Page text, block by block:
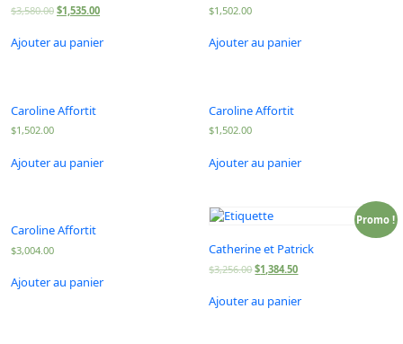
$3,580.00 $1,535.00
Ajouter au panier
$1,502.00
Ajouter au panier
Caroline Affortit
$1,502.00
Ajouter au panier
Caroline Affortit
$1,502.00
Ajouter au panier
Caroline Affortit
$3,004.00
Ajouter au panier
Promo !
Catherine et Patrick
$3,256.00 $1,384.50
Ajouter au panier